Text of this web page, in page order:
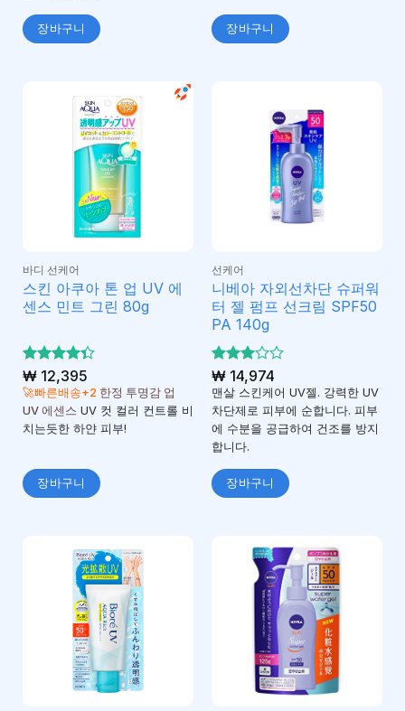
장바구니 장바구니
바디 선케어
스킨 아쿠아 톤 업 UV 에
센스 민트 그린 80g
5 중에서
4.33로
평가됨
₩12,395
🚀빠른배송+2 한정 투명감 업
UV 에센스 UV 컷 컬러 컨트롤 비
치는듯한 하얀 피부!
장바구니
선케어
니베아 자외선차단 슈퍼워
터 젤 펌프 선크림 SPF50
PA 140g
5 중에
서3
로 평
가됨
₩14,974
맨살 스킨케어 UV젤. 강력한 UV
차단제로 피부에 순합니다. 피부
에 수분을 공급하여 건조를 방지
합니다.
장바구니